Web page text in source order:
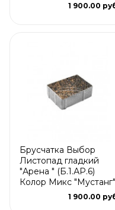
1 900.00
Брусчатка Выбор
Листопад гладкий
"Арена " (Б.1.АР.6)
Колор Микс "Мустанг"
1 900.00